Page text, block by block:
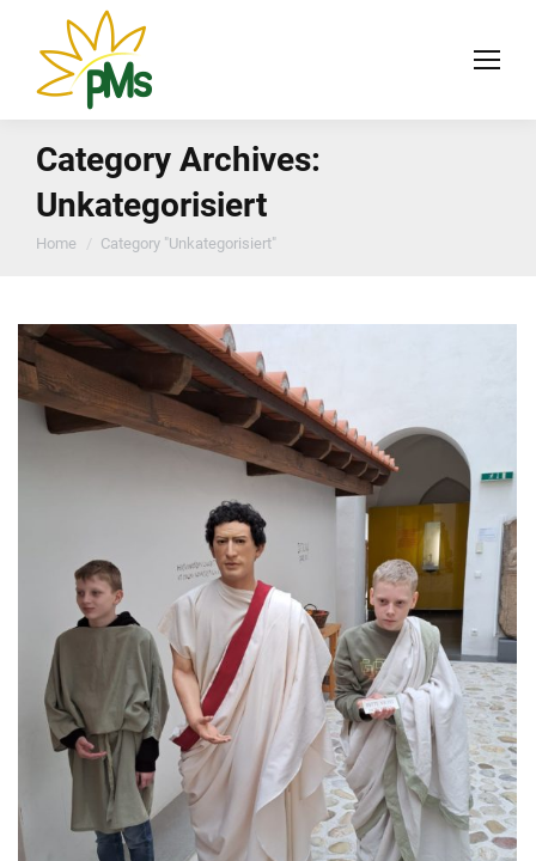
Category Archives:
Unkategorisiert
You are here:
Home Category "Unkategorisiert"